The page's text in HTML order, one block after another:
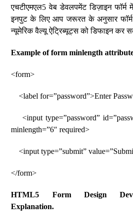
एचटीएमएल5 वेब डेवलपमेंट डिज़ाइन फॉर्म
इनपुट के लिए आप जरूरत के अनुसार
न्यूमेरिक वैल्यू ऐट्रिब्यूट्स को डिफाइन कर
Example of form minlength
<form>
<label for=”password”>Enter
<input type=”password”
minlength=”6″ required>
<input type=”submit”
</form>
HTML5 Form Design
Explanation.